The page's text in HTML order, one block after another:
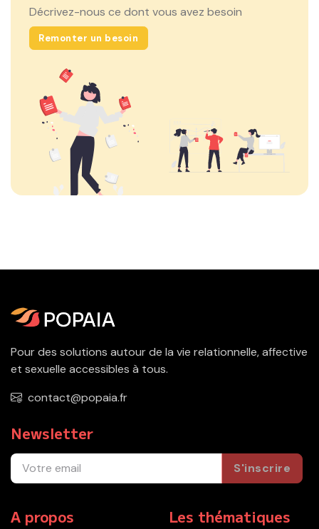
Décrivez-nous ce dont vous avez besoin
Remonter un besoin
Pour des solutions autour de la vie relationnelle, affective
et sexuelle accessibles à tous.
contact@popaia.fr
Newsletter
S'inscrire
A propos Les thématiques